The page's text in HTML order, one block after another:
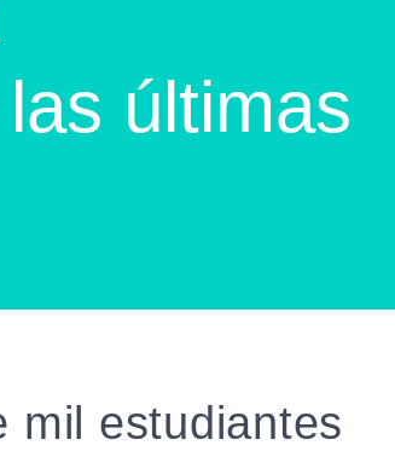
últimas
mil estudiantes